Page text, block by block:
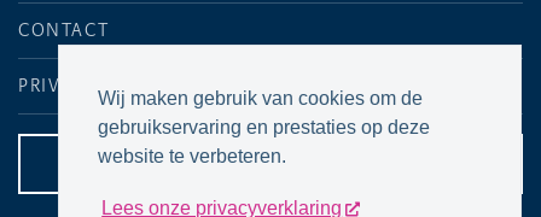
Wij maken gebruik van cookies om de
gebruikservaring en prestaties op deze
website te verbeteren.
Lees onze privacyverklaring
CONTACT
PRIVACYVERKLARING
CONTACTPAGINA